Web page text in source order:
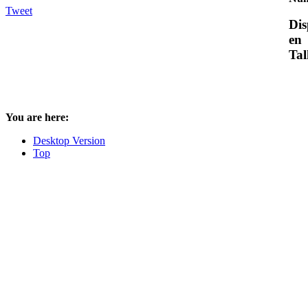
Tweet
en
You are here:
Desktop Version
Top